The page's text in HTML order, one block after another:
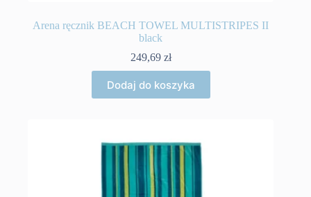
Arena ręcznik BEACH TOWEL MULTISTRIPES II
black
249,69 zł
Dodaj do koszyka